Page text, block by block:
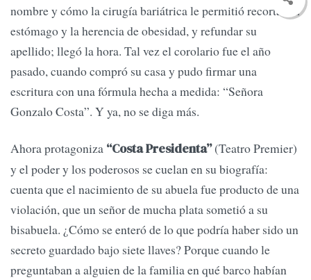
nombre y cómo la cirugía bariátrica le permitió recortar su
estómago y la herencia de obesidad, y refundar su
apellido; llegó la hora. Tal vez el corolario fue el año
pasado, cuando compró su casa y pudo firmar una
escritura con una fórmula hecha a medida: “Señora
Gonzalo Costa”. Y ya, no se diga más.
Ahora protagoniza “Costa Presidenta”(Teatro Premier)
y el poder y los poderosos se cuelan en su biografía:
cuenta que el nacimiento de su abuela fue producto de una
violación, que un señor de mucha plata sometió a su
bisabuela. ¿Cómo se enteró de lo que podría haber sido un
secreto guardado bajo siete llaves? Porque cuando le
preguntaban a alguien de la familia en qué barco habían